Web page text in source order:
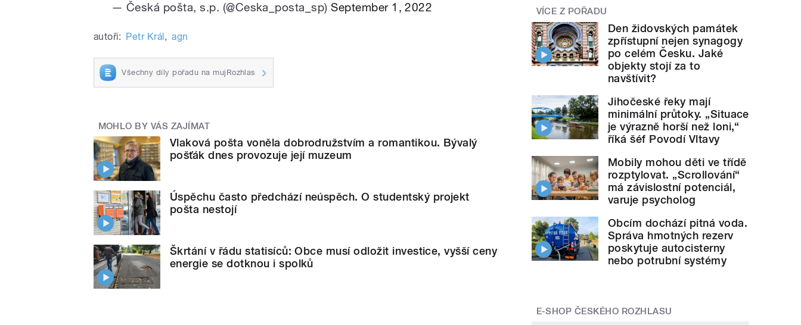
— Česká pošta, s.p. (@Ceska_posta_sp)September 1, 2022
autoři: Petr Král , agn
Všechny díly pořadu na mujRozhlas
MOHLO BY VÁS ZAJÍMAT
Vlaková pošta voněla dobrodružstvím a romantikou. Bývalý
pošťák dnes provozuje její muzeum
Úspěchu často předchází neúspěch. O studentský projekt
pošta nestojí
Škrtání v řádu statisíců: Obce musí odložit investice, vyšší ceny
energie se dotknou i spolků
VÍCE Z POŘADU
Den židovských památek
zpřístupní nejen synagogy
po celém Česku. Jaké
objekty stojí za to
navštívit?
Jihočeské řeky mají
minimální průtoky. „Situace
je výrazně horší než loni,“
říká šéf Povodí Vltavy
Mobily mohou děti ve třídě
rozptylovat. „Scrollování“
má závislostní potenciál,
varuje psycholog
Obcím dochází pitná voda.
Správa hmotných rezerv
poskytuje autocisterny
nebo potrubní systémy
E-SHOP ČESKÉHO ROZHLASU